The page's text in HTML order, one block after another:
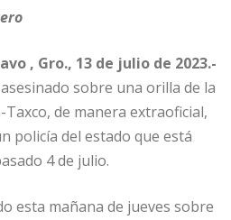
, Gro., 13 de julio de 2023.-
sobre una orilla de la
de manera extraoficial,
policía del estado que está
4 de julio.
esta mañana de jueves sobre